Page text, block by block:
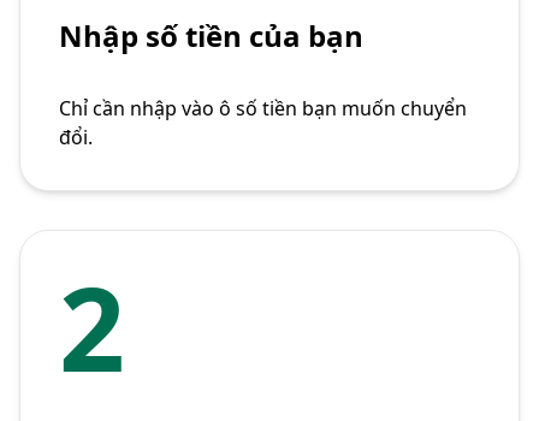
Nhập số tiền của bạn
Chỉ cần nhập vào ô số tiền bạn muốn chuyển
đổi.
2